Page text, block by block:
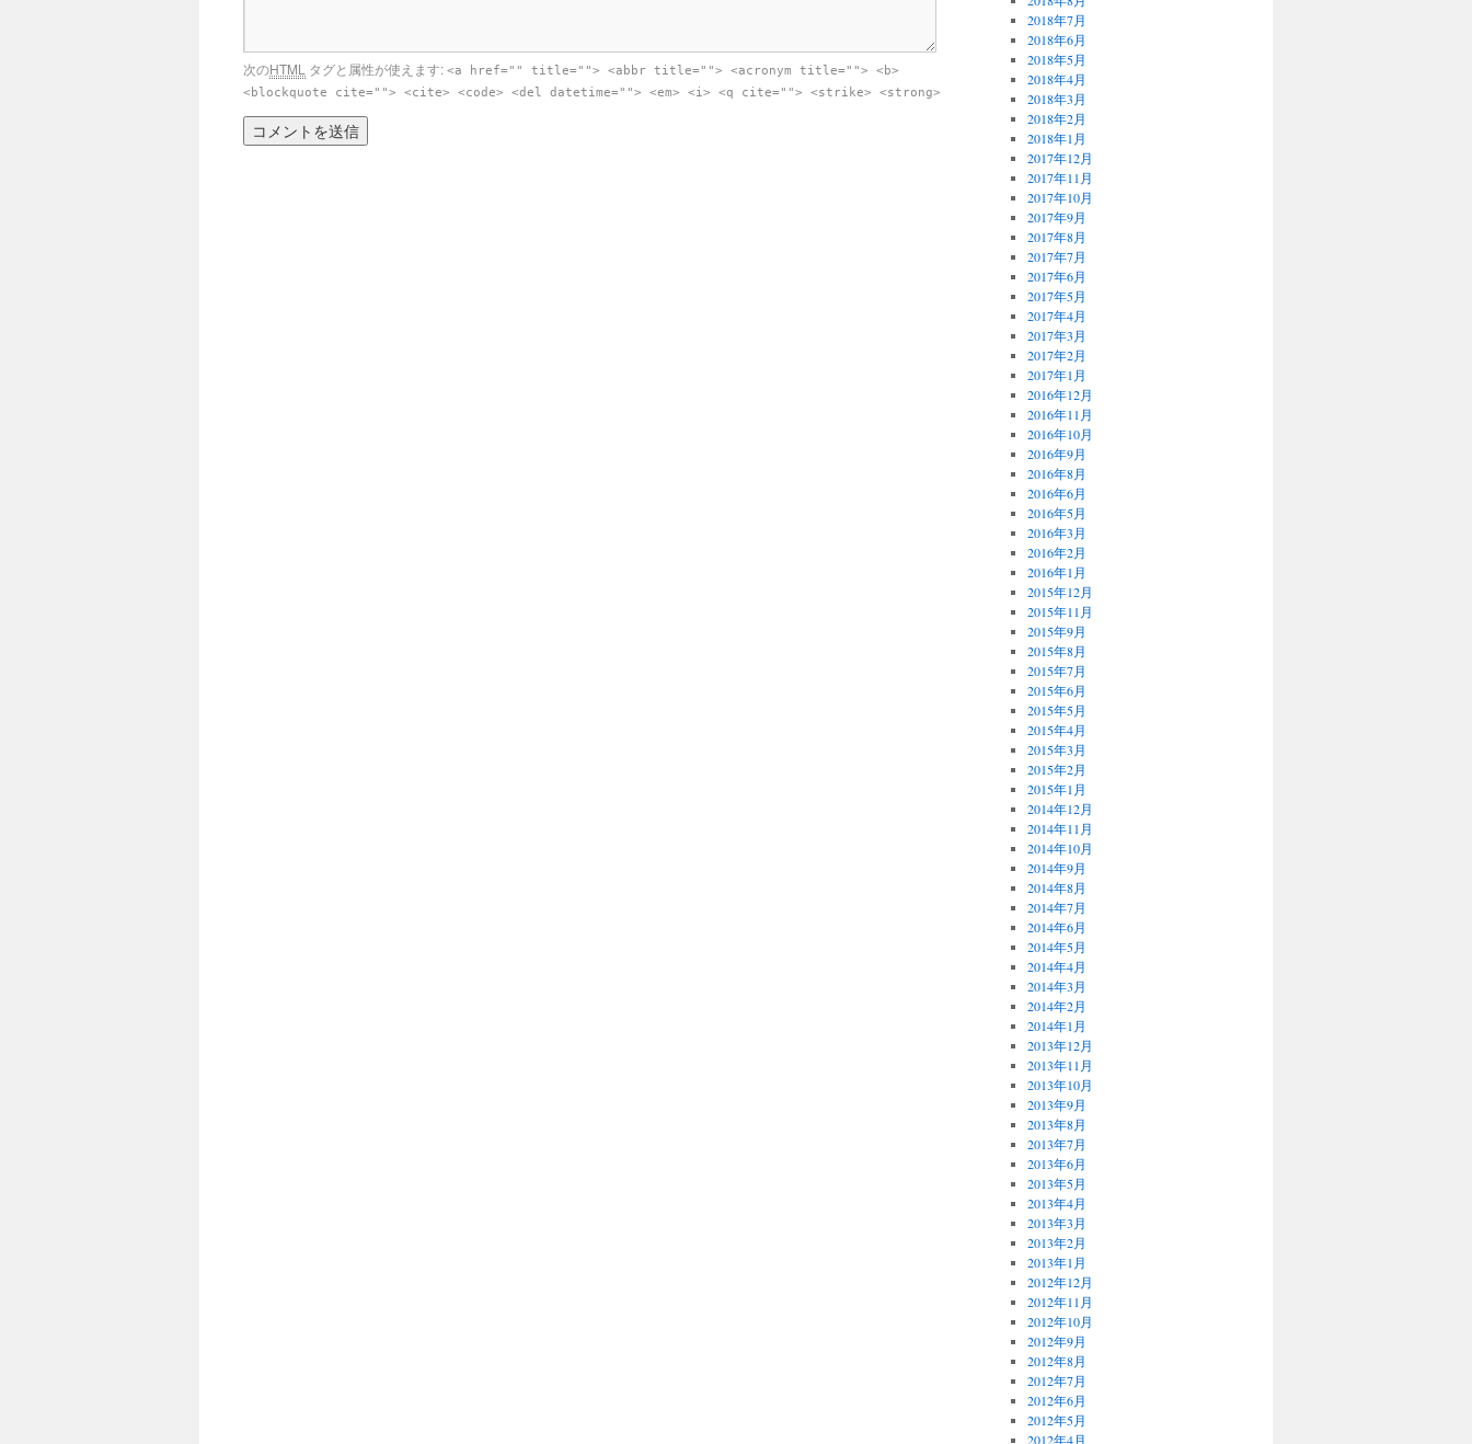
次のHTML タグと属性が使えます: <a href="" title=""> <abbr title=""> <acronym title=""> <b>
<blockquote cite=""> <cite> <code> <del datetime=""> <em> <i> <q cite=""> <strike> <strong>
2018年7月
2018年6月
2018年5月
2018年4月
2018年3月
2018年2月
2018年1月
2017年12月
2017年11月
2017年10月
2017年9月
2017年8月
2017年7月
2017年6月
2017年5月
2017年4月
2017年3月
2017年2月
2017年1月
2016年12月
2016年11月
2016年10月
2016年9月
2016年8月
2016年6月
2016年5月
2016年3月
2016年2月
2016年1月
2015年12月
2015年11月
2015年9月
2015年8月
2015年7月
2015年6月
2015年5月
2015年4月
2015年3月
2015年2月
2015年1月
2014年12月
2014年11月
2014年10月
2014年9月
2014年8月
2014年7月
2014年6月
2014年5月
2014年4月
2014年3月
2014年2月
2014年1月
2013年12月
2013年11月
2013年10月
2013年9月
2013年8月
2013年7月
2013年6月
2013年5月
2013年4月
2013年3月
2013年2月
2013年1月
2012年12月
2012年11月
2012年10月
2012年9月
2012年8月
2012年7月
2012年6月
2012年5月
2012年4月